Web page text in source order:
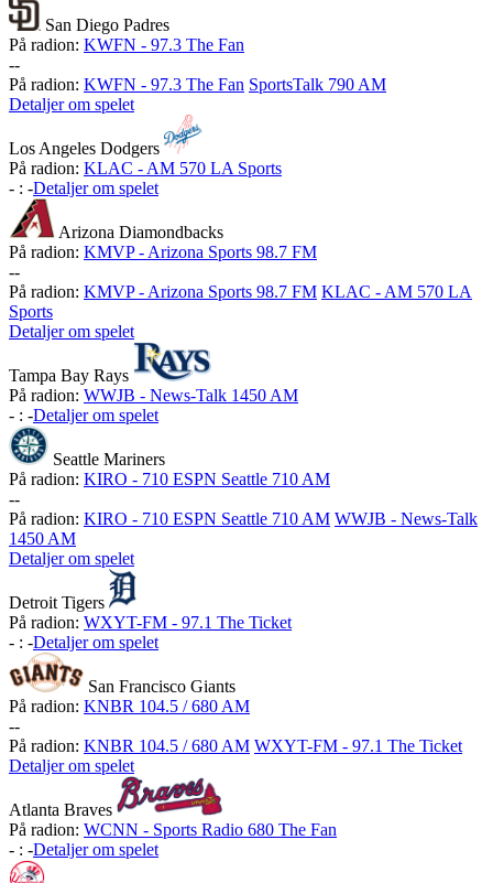
San Diego Padres
På radion: KWFN - 97.3 The Fan
--
På radion: KWFN - 97.3 The Fan SportsTalk 790 AM
Detaljer om spelet
Los Angeles Dodgers
På radion: KLAC - AM 570 LA Sports
- : -Detaljer om spelet
Arizona Diamondbacks
På radion: KMVP - Arizona Sports 98.7 FM
--
På radion: KMVP - Arizona Sports 98.7 FM KLAC - AM 570 LA
Sports
Detaljer om spelet
Tampa Bay Rays
På radion: WWJB - News-Talk 1450 AM
- : -Detaljer om spelet
Seattle Mariners
På radion: KIRO - 710 ESPN Seattle 710 AM
--
På radion: KIRO - 710 ESPN Seattle 710 AM WWJB - News-Talk
1450 AM
Detaljer om spelet
Detroit Tigers
På radion: WXYT-FM - 97.1 The Ticket
- : -Detaljer om spelet
San Francisco Giants
På radion: KNBR 104.5 / 680 AM
--
På radion: KNBR 104.5 / 680 AM WXYT-FM - 97.1 The Ticket
Detaljer om spelet
Atlanta Braves
På radion: WCNN - Sports Radio 680 The Fan
- : -Detaljer om spelet